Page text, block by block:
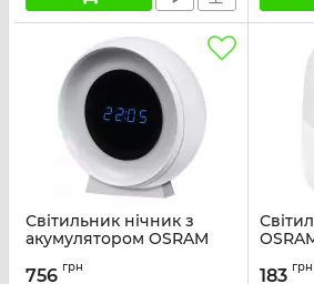
Світильник нічник з
акумулятором OSRAM
3000/4000/6500К 5Лм
756 грн
білий
183 грн